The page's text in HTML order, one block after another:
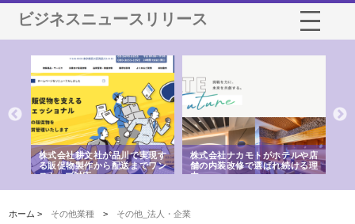
ビジネスニュースリリース
株式会社耕文社が品川で実現す
る販促物製作から配送までワン
ストップ対応
株式会社ナカモトがホテルや店
舗の内装改修で選ばれ続ける理
由
ホーム > その他業種 > その他_法人・企業